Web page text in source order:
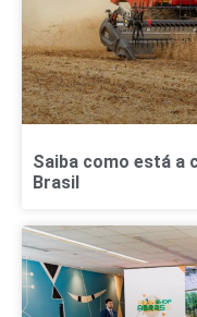
Saiba como está a
Brasil